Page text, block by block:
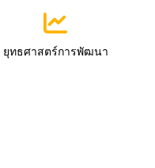
ยุทธศาสตร์การพัฒนา